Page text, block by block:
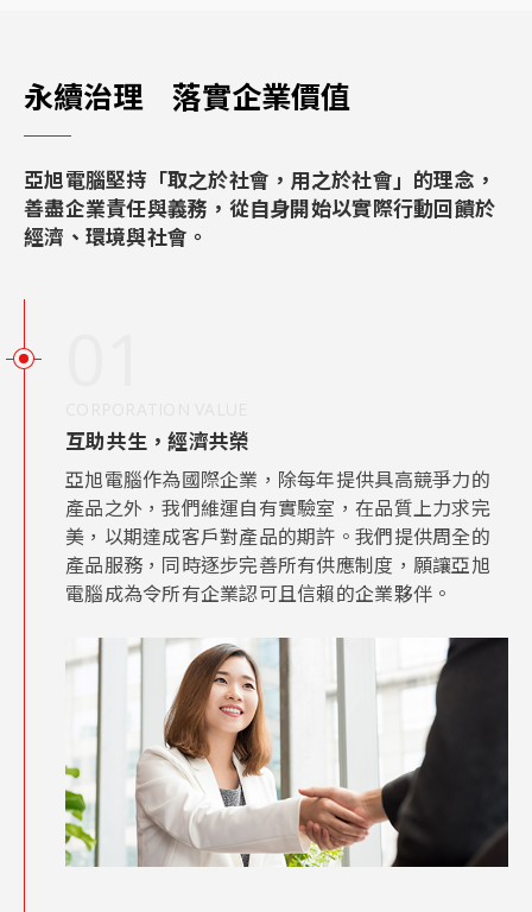
永續治理 落實企業價值
亞旭電腦堅持「取之於社會，用之於社會」的理念，
善盡企業責任與義務，從自身開始以實際行動回饋於
經濟、環境與社會。
互助共生，經濟共榮
亞旭電腦作為國際企業，除每年提供具高競爭力的
產品之外，我們維運自有實驗室，在品質上力求完
美，以期達成客戶對產品的期許。我們提供周全的
產品服務，同時逐步完善所有供應制度，願讓亞旭
電腦成為令所有企業認可且信賴的企業夥伴。